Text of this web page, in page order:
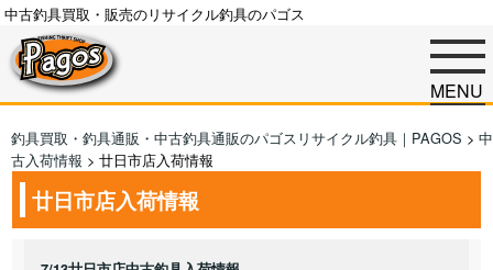
中古釣具買取・販売のリサイクル釣具のパゴス
MENU
釣具買取・釣具通販・中古釣具通販のパゴスリサイクル釣具｜PAGOS > 中
古入荷情報 > 廿日市店入荷情報
廿日市店入荷情報